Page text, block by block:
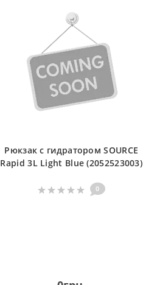
Рюкзак с гидратором SOURCE
Rapid 3L Light Blue (2052523003)
0